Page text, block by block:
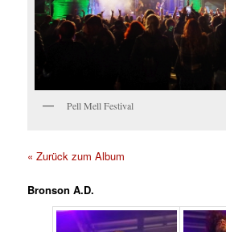
Pell Mell Festival
« Zurück zum Album
Bronson A.D.